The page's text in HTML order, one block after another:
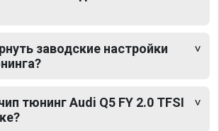
заводские настройки
тюнинг Audi Q5 FY 2.0 TFSI